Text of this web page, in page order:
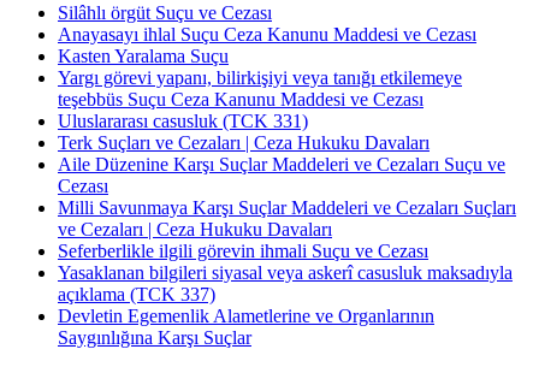
Silâhlı örgüt Suçu ve Cezası
Anayasayı ihlal Suçu Ceza Kanunu Maddesi ve Cezası
Kasten Yaralama Suçu
Yargı görevi yapanı, bilirkişiyi veya tanığı etkilemeye
teşebbüs Suçu Ceza Kanunu Maddesi ve Cezası
Uluslararası casusluk (TCK 331)
Terk Suçları ve Cezaları | Ceza Hukuku Davaları
Aile Düzenine Karşı Suçlar Maddeleri ve Cezaları Suçu ve
Cezası
Milli Savunmaya Karşı Suçlar Maddeleri ve Cezaları Suçları
ve Cezaları | Ceza Hukuku Davaları
Seferberlikle ilgili görevin ihmali Suçu ve Cezası
Yasaklanan bilgileri siyasal veya askerî casusluk maksadıyla
açıklama (TCK 337)
Devletin Egemenlik Alametlerine ve Organlarının
Saygınlığına Karşı Suçlar